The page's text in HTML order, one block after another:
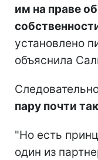
им на праве
установлено
объяснила
пару почти
"Но есть
один из